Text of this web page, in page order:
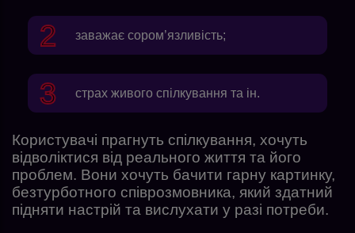
заважає сором’язливість;
страх живого спілкування та ін.
Користувачі прагнуть спілкування, хочуть
відволіктися від реального життя та його
проблем. Вони хочуть бачити гарну картинку,
безтурботного співрозмовника, який здатний
підняти настрій та вислухати у разі потреби.